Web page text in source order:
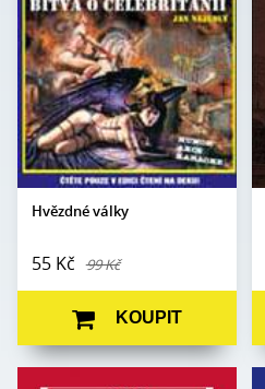
Hvězdné války
55 Kč 99 Kč
Formát:
120 x 165
Vazba:
V2 (brož.)
Obrazová část:
N/A
Datum vydání:
13. 6. 2005
KOUPIT